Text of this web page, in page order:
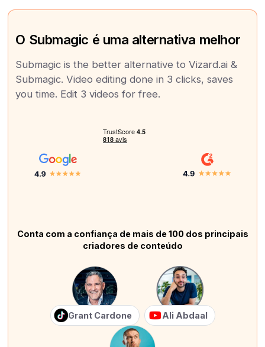
O Submagic é uma alternativa melhor
Submagic is the better alternative to Vizard.ai &
Submagic. Video editing done in 3 clicks, saves
you time. Edit 3 videos for free.
Conta com a confiança de mais de 100 dos principais
criadores de conteúdo
Grant Cardone Ali Abdaal